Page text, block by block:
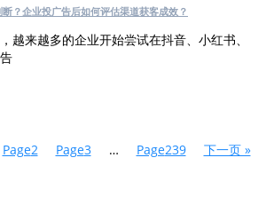
？企业投广告后如何评估渠道获客成效？
越来越多的企业开始尝试在抖音、小红书、
Page2 Page3 … Page239 下一页 »